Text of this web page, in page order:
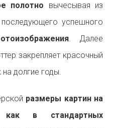
полотно вычесывая из
успешного
. Далее
закрепляет красочный
долгие годы.
размеры картин на
как в стандартных